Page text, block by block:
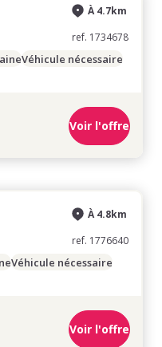
À 4.7km
ref. 1734678
Véhicule nécessaire
Voir l'offre
À 4.8km
ref. 1776640
Véhicule nécessaire
Voir l'offre